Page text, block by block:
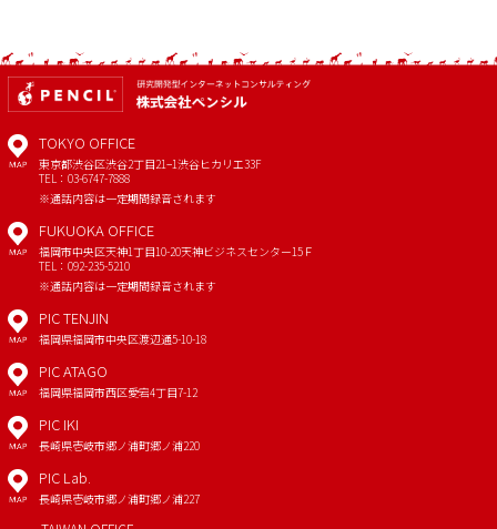
MAP
TOKYO OFFICE
東京都渋谷区渋谷2丁目21−1渋谷ヒカリエ33F
TEL：03-6747-7888
※通話内容は一定期間録音されます
MAP
FUKUOKA OFFICE
福岡市中央区天神1丁目10-20天神ビジネスセンター15Ｆ
TEL：092-235-5210
※通話内容は一定期間録音されます
MAP
PIC TENJIN
福岡県福岡市中央区渡辺通5-10-18
MAP
PIC ATAGO
福岡県福岡市西区愛宕4丁目7-12
MAP
PIC IKI
長崎県壱岐市郷ノ浦町郷ノ浦220
MAP
PIC Lab.
長崎県壱岐市郷ノ浦町郷ノ浦227